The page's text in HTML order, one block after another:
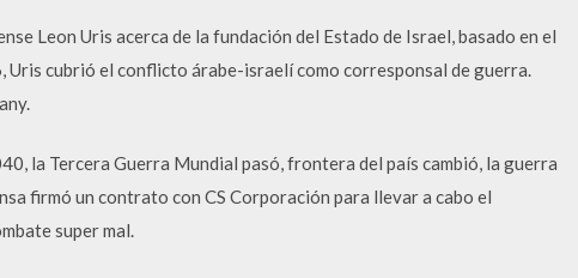
Leon Uris acerca de la fundación del Estado de Israel, basado en el
cubrió el conflicto árabe-israelí como corresponsal de guerra.
la Tercera Guerra Mundial pasó, frontera del país cambió, la guerra
firmó un contrato con CS Corporación para llevar a cabo el
super mal.